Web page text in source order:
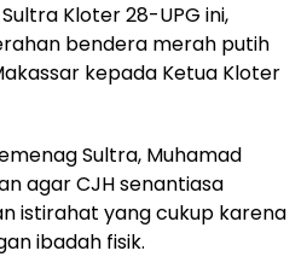
Kloter 28-UPG ini,
bendera merah putih
kepada Ketua Kloter
Sultra, Muhamad
agar CJH senantiasa
istirahat yang cukup karena
ibadah fisik.